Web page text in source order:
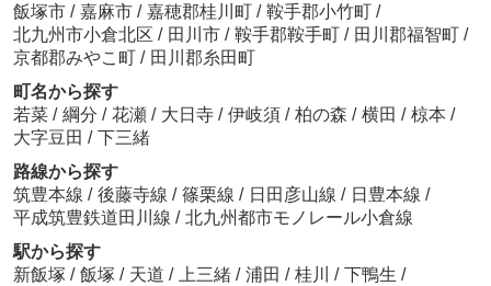
飯塚市 / 嘉麻市 / 嘉穂郡桂川町 / 鞍手郡小竹町 /
北九州市小倉北区 / 田川市 / 鞍手郡鞍手町 / 田川郡福智町 /
京都郡みやこ町 / 田川郡糸田町
町名から探す
若菜 / 綱分 / 花瀬 / 大日寺 / 伊岐須 / 柏の森 / 横田 / 椋本 /
大字豆田 / 下三緒
路線から探す
筑豊本線 / 後藤寺線 / 篠栗線 / 日田彦山線 / 日豊本線 /
平成筑豊鉄道田川線 / 北九州都市モノレール小倉線
駅から探す
新飯塚 / 飯塚 / 天道 / 上三緒 / 浦田 / 桂川 / 下鴨生 /